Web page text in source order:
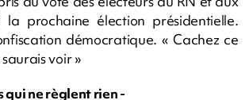
la prochaine élection présidentielle.
démocratique. « Cachez ce
voir »
qui ne règlent rien -